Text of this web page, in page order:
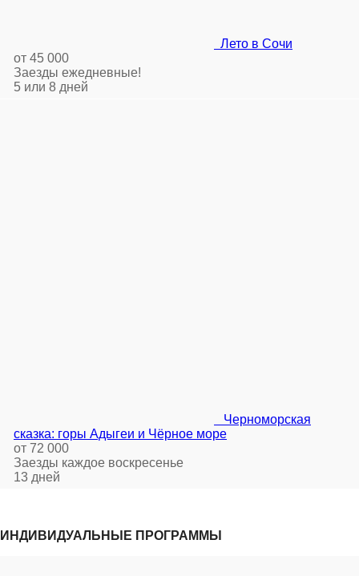
Лето в Сочи
от 45 000
Заезды ежедневные!
5 или 8 дней
Черноморская
сказка: горы Адыгеи и Чёрное море
от 72 000
Заезды каждое воскресенье
13 дней
ИНДИВИДУАЛЬНЫЕ ПРОГРАММЫ